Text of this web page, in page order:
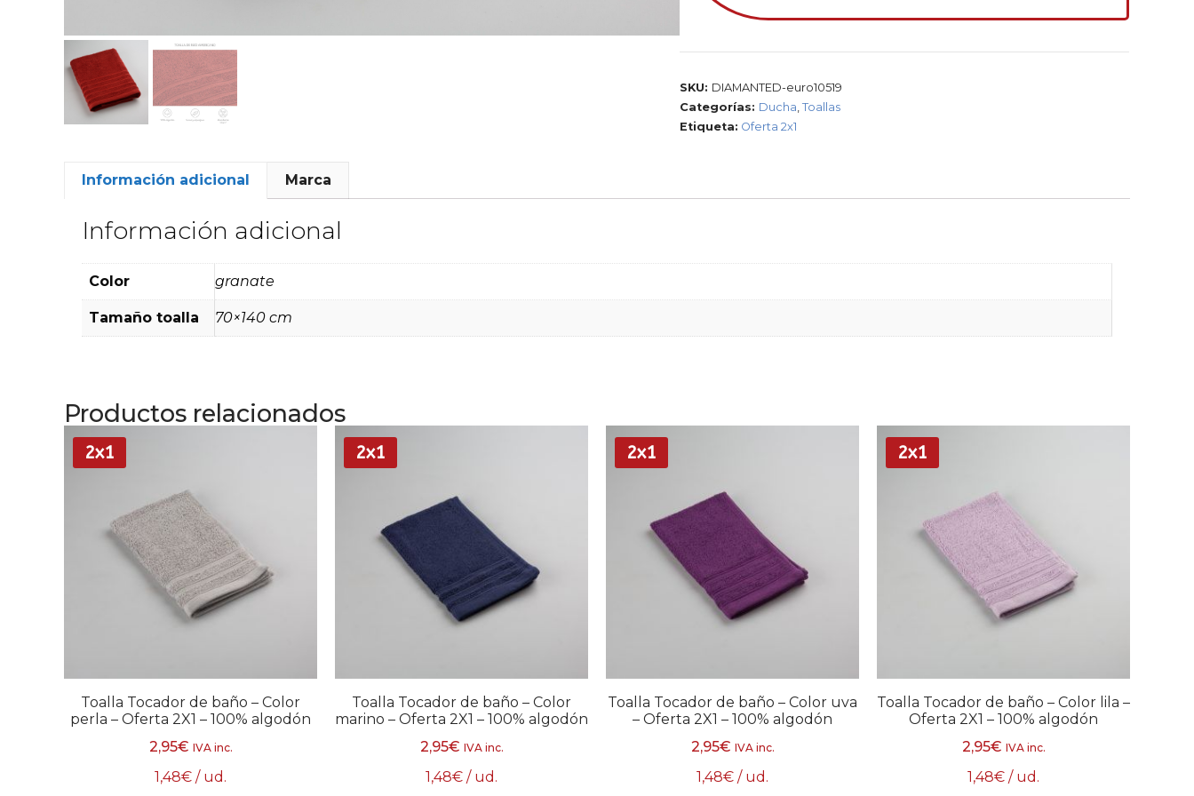
SKU: DIAMANTED-euro10519
Categorías: Ducha Toallas
Etiqueta: Oferta 2x1
Información adicional Marca
Información adicional
Color granate
Tamaño toalla 70×140 cm
Productos relacionados
2x1
Toalla Tocador de baño – Color
perla – Oferta 2X1 – 100% algodón
2,95€ IVA inc.
1,48€ / ud.
2x1
Toalla Tocador de baño – Color
marino – Oferta 2X1 – 100% algodón
2,95€ IVA inc.
1,48€ / ud.
2x1
Toalla Tocador de baño – Color uva
– Oferta 2X1 – 100% algodón
2,95€ IVA inc.
1,48€ / ud.
2x1
Toalla Tocador de baño – Color lila –
Oferta 2X1 – 100% algodón
2,95€ IVA inc.
1,48€ / ud.